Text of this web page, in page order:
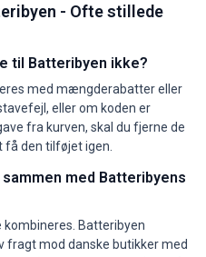
- Ofte stillede
til Batteribyen ikke?
med mængderabatter eller
eller om koden er
fra kurven, skal du fjerne de
den tilføjet igen.
med Batteribyens
Batteribyen
fragt mod danske butikker med